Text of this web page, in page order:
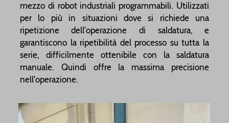
mezzo di robot industriali programmabili. Utilizzati
per lo più in situazioni dove si richiede una
ripetizione dell'operazione di saldatura, e
garantiscono la ripetibilità del processo su tutta la
serie, difficilmente ottenibile con la saldatura
manuale. Quindi offre la massima precisione
nell'operazione.